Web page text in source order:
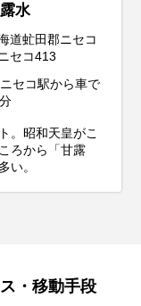
水
道虻田郡ニセコ
セコ413
セコ駅から車で
。昭和天皇がこ
ろから「甘露
い。
・移動手段